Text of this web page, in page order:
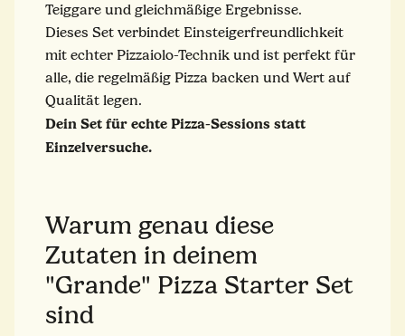
Teiggare und gleichmäßige Ergebnisse.
Dieses Set verbindet Einsteigerfreundlichkeit
mit echter Pizzaiolo-Technik und ist perfekt für
alle, die regelmäßig Pizza backen und Wert auf
Qualität legen.
Dein Set für echte Pizza-Sessions statt
Einzelversuche.
Warum genau diese
Zutaten in deinem
"Grande" Pizza Starter Set
sind